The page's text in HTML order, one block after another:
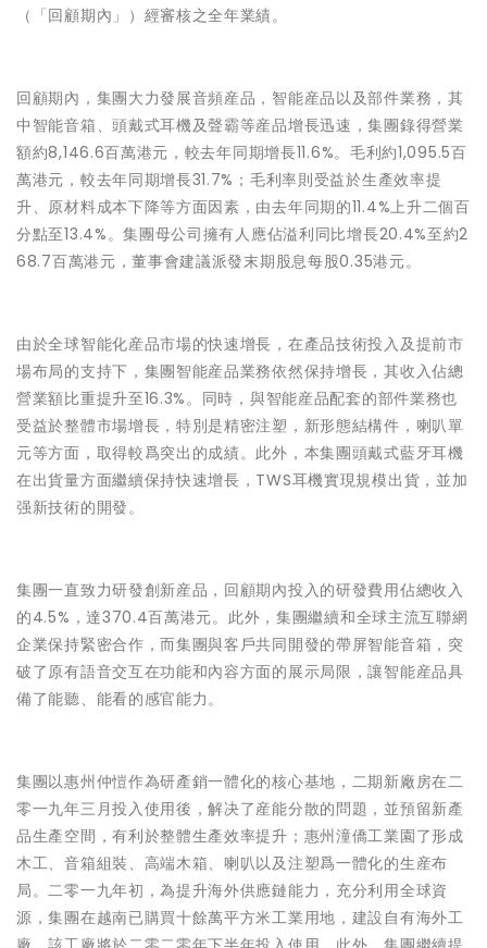
（「回顧期內」）經審核之全年業績。
回顧期內，集團大力發展音頻産品，智能産品以及部件業務，其
中智能音箱、頭戴式耳機及聲霸等産品增長迅速，集團錄得營業
額約8,146.6百萬港元，較去年同期增長11.6%。毛利約1,095.5百
萬港元，較去年同期增長31.7%；毛利率則受益於生產效率提
升、原材料成本下降等方面因素，由去年同期的11.4%上升二個百
分點至13.4%。集團母公司擁有人應佔溢利同比增長20.4%至約2
68.7百萬港元，董事會建議派發末期股息每股0.35港元。
由於全球智能化産品市場的快速增長，在產品技術投入及提前市
場布局的支持下，集團智能産品業務依然保持增長，其收入佔總
營業額比重提升至16.3%。同時，與智能産品配套的部件業務也
受益於整體市場增長，特別是精密注塑，新形態結構件，喇叭單
元等方面，取得較爲突出的成績。此外，本集團頭戴式藍牙耳機
在出貨量方面繼續保持快速增長，TWS耳機實現規模出貨，並加
强新技術的開發。
集團一直致力研發創新産品，回顧期內投入的研發費用佔總收入
的4.5%，達370.4百萬港元。此外，集團繼續和全球主流互聯網
企業保持緊密合作，而集團與客戶共同開發的帶屏智能音箱，突
破了原有語音交互在功能和內容方面的展示局限，讓智能産品具
備了能聽、能看的感官能力。
集團以惠州仲愷作為研產銷一體化的核心基地，二期新廠房在二
零一九年三月投入使用後，解决了産能分散的問題，並預留新產
品生產空間，有利於整體生產效率提升；惠州潼僑工業園了形成
木工、音箱組裝、高端木箱、喇叭以及注塑爲一體化的生産布
局。二零一九年初，為提升海外供應鏈能力，充分利用全球資
源，集團在越南已購買十餘萬平方米工業用地，建設自有海外工